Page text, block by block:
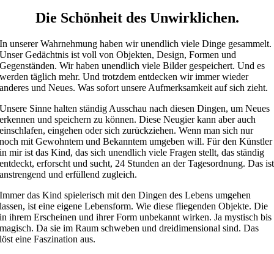
Die Schönheit des Unwirklichen.
In unserer Wahrnehmung haben wir unendlich viele Dinge gesammelt.
Unser Gedächtnis ist voll von Objekten, Design, Formen und
Gegenständen. Wir haben unendlich viele Bilder gespeichert. Und es
werden täglich mehr. Und trotzdem entdecken wir immer wieder
anderes und Neues. Was sofort unsere Aufmerksamkeit auf sich zieht.
Unsere Sinne halten ständig Ausschau nach diesen Dingen, um Neues
erkennen und speichern zu können. Diese Neugier kann aber auch
einschlafen, eingehen oder sich zurückziehen. Wenn man sich nur
noch mit Gewohntem und Bekanntem umgeben will. Für den Künstler
in mir ist das Kind, das sich unendlich viele Fragen stellt, das ständig
entdeckt, erforscht und sucht, 24 Stunden an der Tagesordnung. Das ist
anstrengend und erfüllend zugleich.
Immer das Kind spielerisch mit den Dingen des Lebens umgehen
lassen, ist eine eigene Lebensform. Wie diese fliegenden Objekte. Die
in ihrem Erscheinen und ihrer Form unbekannt wirken. Ja mystisch bis
magisch. Da sie im Raum schweben und dreidimensional sind. Das
löst eine Faszination aus.